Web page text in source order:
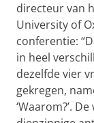
directeur van
University of
conferentie:
in heel
dezelfde vier
gekregen,
‘Waarom?’.